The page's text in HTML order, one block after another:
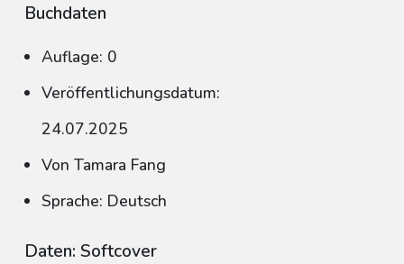
Buchdaten
Auflage: 0
Veröffentlichungsdatum:
24.07.2025
Von Tamara Fang
Sprache: Deutsch
Daten: Softcover